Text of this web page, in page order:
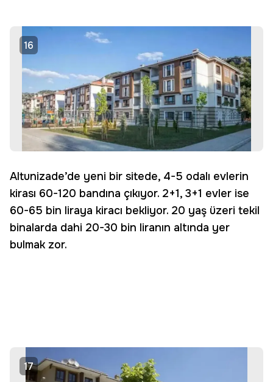
16
Altunizade’de yeni bir sitede, 4-5 odalı evlerin
kirası 60-120 bandına çıkıyor. 2+1, 3+1 evler ise
60-65 bin liraya kiracı bekliyor. 20 yaş üzeri tekil
binalarda dahi 20-30 bin liranın altında yer
bulmak zor.
17